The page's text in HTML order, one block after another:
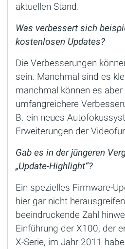
aktuellen Stand.
Was verbessert sich
kostenlosen Updates?
Die Verbesserungen
sein. Manchmal sind es
manchmal können es aber
umfangreichere
B. ein neues
Erweiterungen der
Gab es in der jüngeren
„Update-Highlight“?
Ein spezielles Firmware-
hier gar nicht
beeindruckende Zahl
Einführung der X100, der
X-Serie, im Jahr 2011